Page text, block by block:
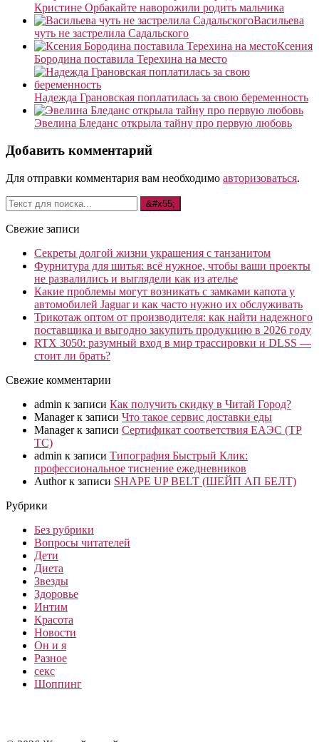
Кристине Орбакайте наворожили родить мальчика
Васильева
чуть не застрелила Садальского
Ксения
Бородина поставила Терехина на место
Надежда Грановская поплатилась за свою беременность
Эвелина Бледанс открыла тайну про первую любовь
Добавить комментарий
Для отправки комментария вам необходимо авторизоваться.
Свежие записи
Секреты долгой жизни украшения с танзанитом
Фурнитура для шитья: всё нужное, чтобы ваши проекты
не развалились и выглядели как из ателье
Какие проблемы могут возникать с замками капота у
автомобилей Jaguar и как часто нужно их обслуживать
Трикотаж оптом от производителя: как найти надежного
поставщика и выгодно закупить продукцию в 2026 году
RTX 3050: разумный вход в мир трассировки и DLSS —
стоит ли брать?
Свежие комментарии
admin к записи Как получить скидку в Читай Город?
Managerк записи Что такое сервис доставки еды
Managerк записи Сертификат соответствия ЕАЭС (ТР
ТС)
admin к записи Типография Быстрый Клик:
профессиональное тиснение ежедневников
Authorк записи SHAPE UP BELT (ШЕЙП АП БЕЛТ)
Рубрики
Без рубрики
Вопросы читателей
Дети
Диета
Звезды
Здоровье
Интим
Красота
Новости
Он и я
Разное
секс
Шоппинг